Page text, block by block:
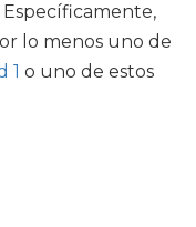
lo menos uno de
1 o uno de estos